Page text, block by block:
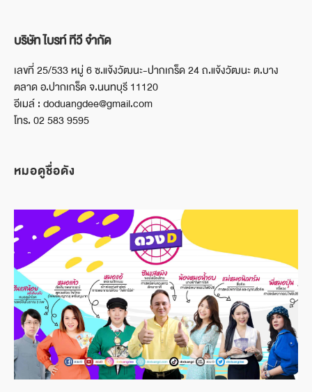
บริษัท ไบรท์ ทีวี จำกัด
เลขที่ 25/533 หมู่ 6 ซ.แจ้งวัฒนะ-ปากเกร็ด 24 ถ.แจ้งวัฒนะ ต.บาง
ตลาด อ.ปากเกร็ด จ.นนทบุรี 11120
อีเมล์ : doduangdee@gmail.com
โทร. 02 583 9595
หมอดูชื่อดัง